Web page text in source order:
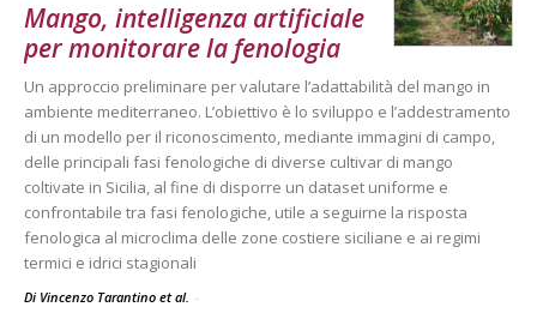
Mango, intelligenza artificiale
per monitorare la fenologia
Un approccio preliminare per valutare l’adattabilità del mango in
ambiente mediterraneo. L’obiettivo è lo sviluppo e l’addestramento
di un modello per il riconoscimento, mediante immagini di campo,
delle principali fasi fenologiche di diverse cultivar di mango
coltivate in Sicilia, al fine di disporre un dataset uniforme e
confrontabile tra fasi fenologiche, utile a seguirne la risposta
fenologica al microclima delle zone costiere siciliane e ai regimi
termici e idrici stagionali
Di Vincenzo Tarantino et al. -